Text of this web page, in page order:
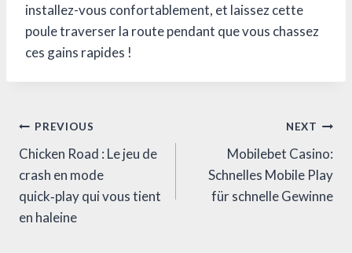
installez-vous confortablement, et laissez cette
poule traverser la route pendant que vous chassez
ces gains rapides !
Post
navigation
PREVIOUS
Chicken Road : Le jeu de
crash en mode
quick‑play qui vous tient
en haleine
NEXT
Mobilebet Casino:
Schnelles Mobile Play
für schnelle Gewinne